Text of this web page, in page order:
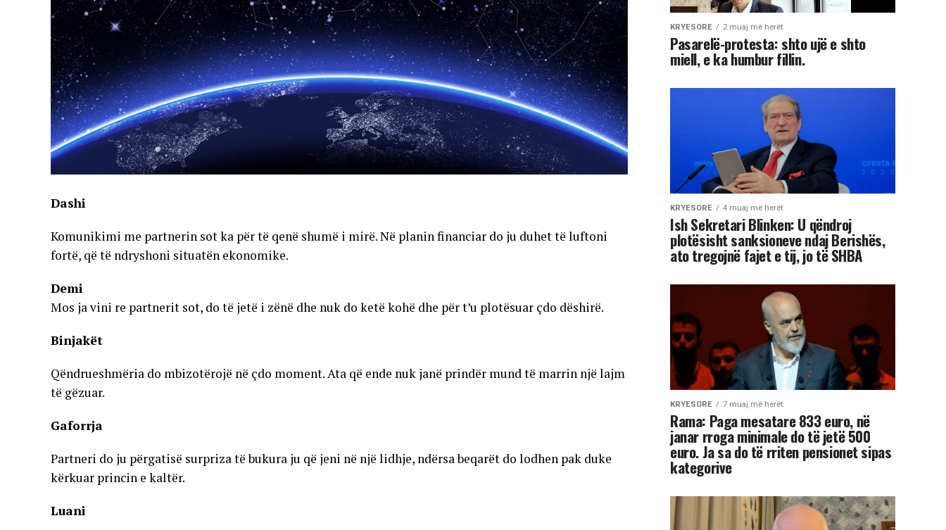
Dashi
Komunikimi me partnerin sot ka për të qenë shumë i mirë. Në planin financiar do ju duhet të luftoni
fortë, që të ndryshoni situatën ekonomike.
Demi
Mos ja vini re partnerit sot, do të jetë i zënë dhe nuk do ketë kohë dhe për t’u plotësuar çdo dëshirë.
Binjakët
Qëndrueshmëria do mbizotërojë në çdo moment. Ata që ende nuk janë prindër mund të marrin një lajm
të gëzuar.
Gaforrja
Partneri do ju përgatisë surpriza të bukura ju që jeni në një lidhje, ndërsa beqarët do lodhen pak duke
kërkuar princin e kaltër.
Luani
KRYESORE 2 muaj më herët
Pasarelë-protesta: shto ujë e shto
miell, e ka humbur fillin.
KRYESORE 4 muaj më herët
Ish Sekretari Blinken: U qëndroj
plotësisht sanksioneve ndaj Berishës,
ato tregojnë fajet e tij, jo të SHBA
KRYESORE 7 muaj më herët
Rama: Paga mesatare 833 euro, në
janar rroga minimale do të jetë 500
euro. Ja sa do të rriten pensionet sipas
kategorive